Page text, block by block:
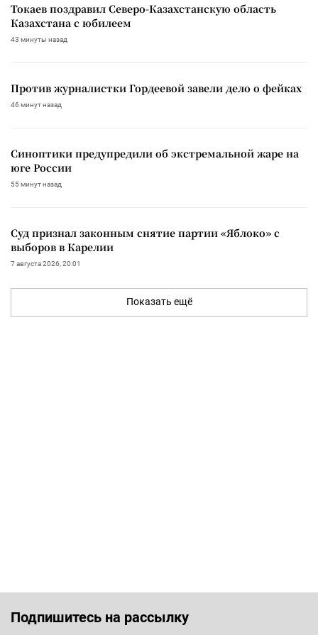
Токаев поздравил Северо-Казахстанскую область
Казахстана с юбилеем
43 минуты назад
Против журналистки Гордеевой завели дело о фейках
46 минут назад
Синоптики предупредили об экстремальной жаре на
юге России
55 минут назад
Суд признал законным снятие партии «Яблоко» с
выборов в Карелии
7 августа 2026, 20:01
Показать ещё
Подпишитесь на рассылку